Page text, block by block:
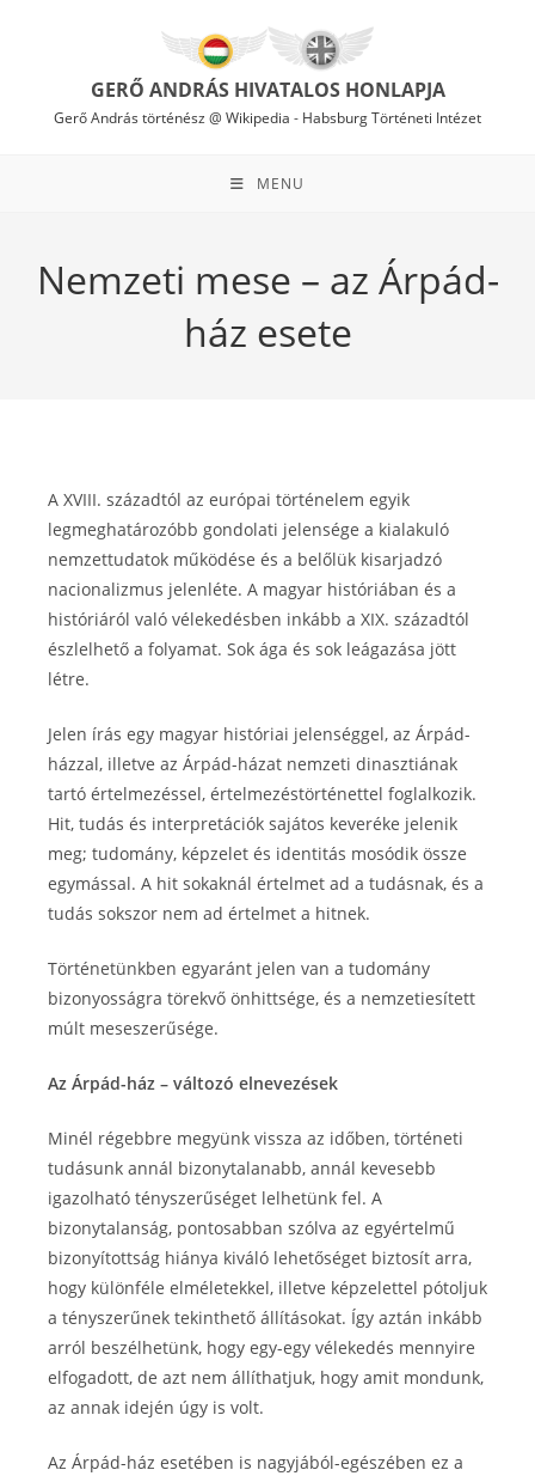
GERŐ ANDRÁS HIVATALOS HONLAPJA
Gerő András történész @ Wikipedia - Habsburg Történeti Intézet
MENU
Nemzeti mese – az Árpád-
ház esete
A XVIII. századtól az európai történelem egyik
legmeghatározóbb gondolati jelensége a kialakuló
nemzettudatok működése és a belőlük kisarjadzó
nacionalizmus jelenléte. A magyar históriában és a
históriáról való vélekedésben inkább a XIX. századtól
észlelhető a folyamat. Sok ága és sok leágazása jött
létre.
Jelen írás egy magyar históriai jelenséggel, az Árpád-
házzal, illetve az Árpád-házat nemzeti dinasztiának
tartó értelmezéssel, értelmezéstörténettel foglalkozik.
Hit, tudás és interpretációk sajátos keveréke jelenik
meg; tudomány, képzelet és identitás mosódik össze
egymással. A hit sokaknál értelmet ad a tudásnak, és a
tudás sokszor nem ad értelmet a hitnek.
Történetünkben egyaránt jelen van a tudomány
bizonyosságra törekvő önhittsége, és a nemzetiesített
múlt meseszerűsége.
Az Árpád-ház – változó elnevezések
Minél régebbre megyünk vissza az időben, történeti
tudásunk annál bizonytalanabb, annál kevesebb
igazolható tényszerűséget lelhetünk fel. A
bizonytalanság, pontosabban szólva az egyértelmű
bizonyítottság hiánya kiváló lehetőséget biztosít arra,
hogy különféle elméletekkel, illetve képzelettel pótoljuk
a tényszerűnek tekinthető állításokat. Így aztán inkább
arról beszélhetünk, hogy egy-egy vélekedés mennyire
elfogadott, de azt nem állíthatjuk, hogy amit mondunk,
az annak idején úgy is volt.
Az Árpád-ház esetében is nagyjából-egészében ez a